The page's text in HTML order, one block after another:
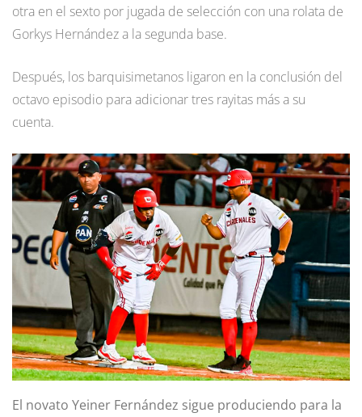
otra en el sexto por jugada de selección con una rolata de
Gorkys Hernández a la segunda base.
Después, los barquisimetanos ligaron en la conclusión del
octavo episodio para adicionar tres rayitas más a su
cuenta.
El novato Yeiner Fernández sigue produciendo para la